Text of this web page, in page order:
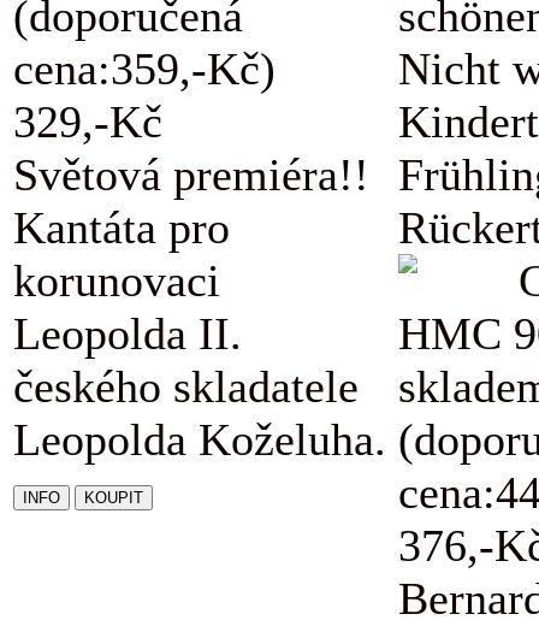
(doporučená
cena:359,-Kč)
329,-Kč
Světová premiéra!!
Kantáta pro
korunovaci
Leopolda II.
českého skladatele
Leopolda Koželuha.
Nicht
HMC
376,-